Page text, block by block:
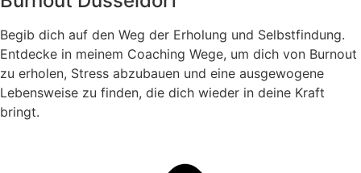
Begib dich auf den Weg der Erholung und Selbstfindung.
Entdecke in meinem Coaching Wege, um dich von Burnout
zu erholen, Stress abzubauen und eine ausgewogene
Lebensweise zu finden, die dich wieder in deine Kraft
bringt.